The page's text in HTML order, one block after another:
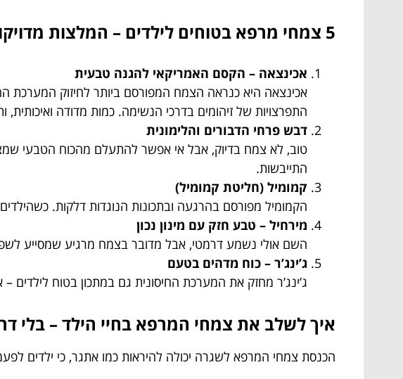
5 צמחי מרפא בטוחים לילדים – המלצות מדויקות
אכינצאה – הקסם האמריקאי להגנה טבעית
אכינצאה היא כנראה הצמח המפורסם ביותר לחיזוק המערכת
התפרצויות של זיהומים בדרכי הנשימה. כמות מדודה
דבש פרחי הדבורים והלימונית
טוב, לא צמח בדיוק, אבל אי אפשר להתעלם מהכוח הטבעי
התייבשות.
קמומיל (חליטת קמומיל)
הקמומיל מפורסם בהרגעה ובתכונות הנוגדות דלקות.
מירחיל – טבע חזק עם מינון נכון
השם אולי נשמע דרמטי, אבל מדובר בצמח מרגיע שמסייע
ג’ינג’ר – כוח מדהים בטעם
ג’ינג’ר מחזק את המערכת החיסונית גם במתכון בטוח לילדים
איך לשלב את צמחי המרפא בחיי הילד – בלי
הכנסת צמחי המרפא לשגרה יכולה להיראות כמו אתגר, כי ילדים